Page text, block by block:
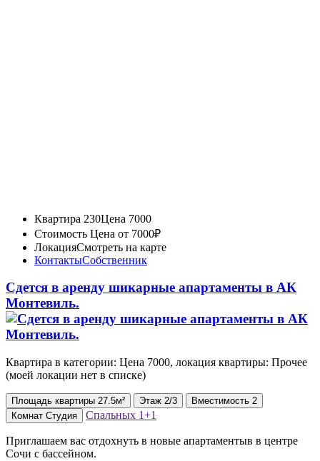
Квартира 230Цена 7000
Стоимость Цена от 7000₽
ЛокацияСмотреть на карте
КонтактыСобственник
Сдется в аренду шикарные апартаменты в АК
Монтевиль.
Квартира в категории: Цена 7000, локация квартиры: Прочее
(моей локации нет в списке)
Площадь квартиры 27.5м² Этаж 2/3 Вместимость 2
Комнат Студия Спальных 1+1
Приглашаем вас отдохнуть в новые апартаментыв в центре
Сочи с бассейном.